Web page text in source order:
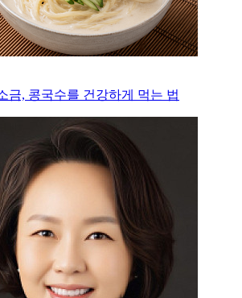
금, 콩국수를 건강하게 먹는 법